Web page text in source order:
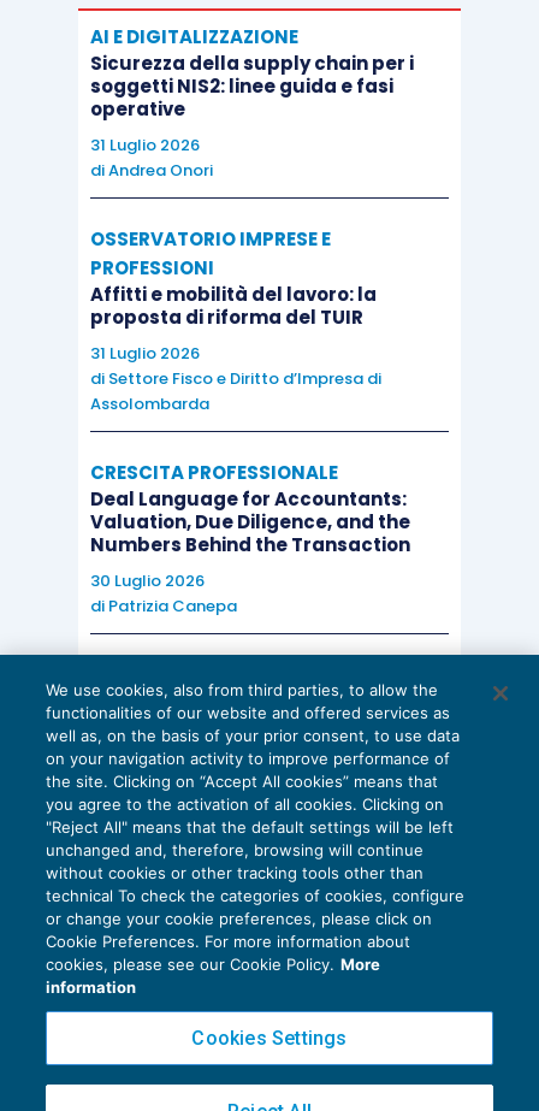
AI E DIGITALIZZAZIONE
Sicurezza della supply chain per i
soggetti NIS2: linee guida e fasi
operative
31 Luglio 2026
diAndrea Onori
OSSERVATORIO IMPRESE E
PROFESSIONI
Affitti e mobilità del lavoro: la
proposta di riforma del TUIR
31 Luglio 2026
di Settore Fisco e Diritto d’Impresa di
Assolombarda
CRESCITA PROFESSIONALE
Deal Language for Accountants:
Valuation, Due Diligence, and the
Numbers Behind the Transaction
30 Luglio 2026
di Patrizia Canepa
EU AI Act e studi professionali: le
scadenze concrete
27 Luglio 2026
di Diego BarberieStefano Dovier
Privacy Policy
Cookie Policy
Copyright 2016 ©Gruppo Euroconference S.p.A.v2.32.2
We use cookies, also from third parties, to allow the
functionalities of our website and offered services as
well as, on the basis of your prior consent, to use data
on your navigation activity to improve performance of
the site. Clicking on “Accept All cookies” means that
you agree to the activation of all cookies. Clicking on
"Reject All" means that the default settings will be left
unchanged and, therefore, browsing will continue
without cookies or other tracking tools other than
technical To check the categories of cookies, configure
or change your cookie preferences, please click on
Cookie Preferences. For more information about
cookies, please see our Cookie Policy. More
information
Cookies Settings